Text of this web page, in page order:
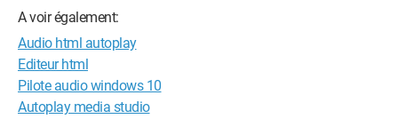
A voir également:
Audio html autoplay
Editeur html
Pilote audio windows 10
Autoplay media studio